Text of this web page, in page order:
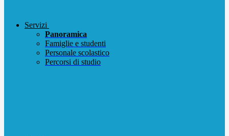
Servizi
Panoramica
Famiglie e studenti
Personale scolastico
Percorsi di studio